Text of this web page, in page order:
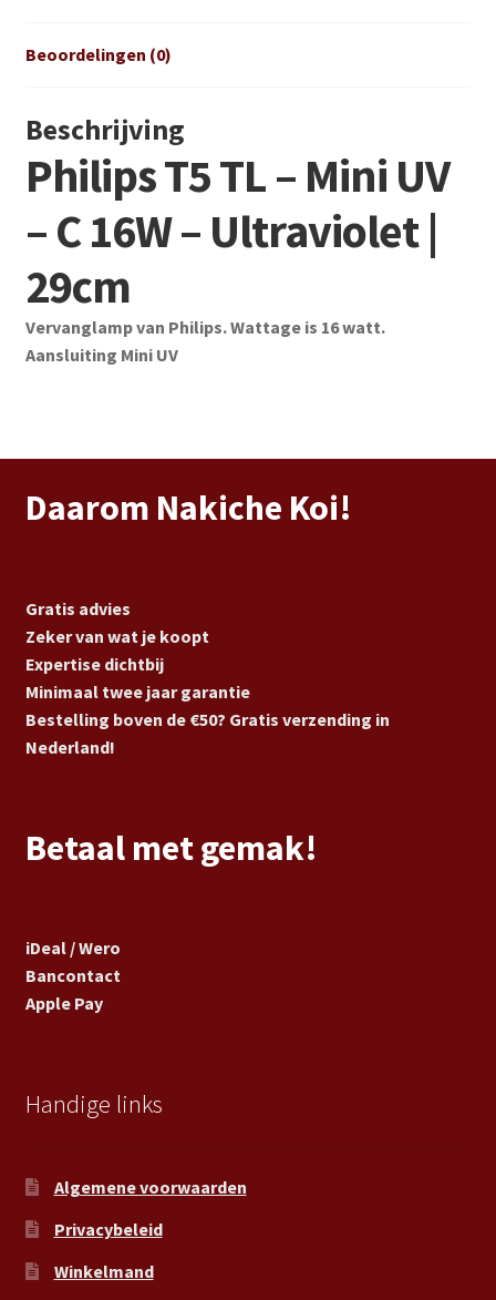
Beoordelingen (0)
Beschrijving
Philips T5 TL – Mini UV
– C 16W – Ultraviolet |
29cm
Vervanglamp van Philips. Wattage is 16 watt.
Aansluiting Mini UV
Daarom Nakiche Koi!
Gratis advies
Zeker van wat je koopt
Expertise dichtbij
Minimaal twee jaar garantie
Bestelling boven de €50? Gratis verzending in
Nederland!
Betaal met gemak!
iDeal / Wero
Bancontact
Apple Pay
Handige links
Algemene voorwaarden
Privacybeleid
Winkelmand